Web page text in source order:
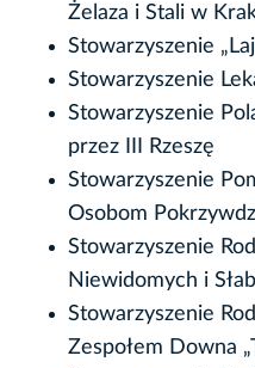
Żelaza i Stali w
Stowarzyszenie
Stowarzyszenie
Stowarzyszenie
przez III Rzeszę
Stowarzyszenie
Osobom
Stowarzyszenie
Niewidomych i
Stowarzyszenie
Zespołem Downa